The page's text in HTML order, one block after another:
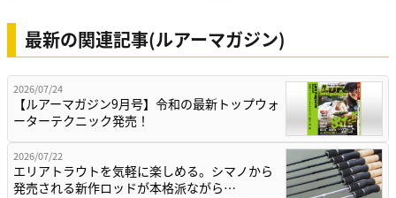
最新の関連記事(ルアーマガジン)
2026/07/24
【ルアーマガジン9月号】令和の最新トップウォ
ーターテクニック発売！
2026/07/22
エリアトラウトを気軽に楽しめる。シマノから
発売される新作ロッドが本格派ながら…